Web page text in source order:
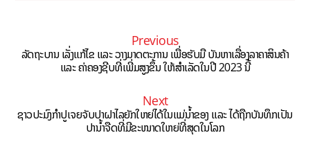
Previous
ລັດຖະບານ ເລັ່ງແກ້ໄຂ ແລະ ວາງມາດຕະການ ເພື່ອຮັບມື ບັນຫາເລື່ອງລາຄາສິນຄ້າ
ແລະ ຄ່າຄອງຊີບທີ່ເພີ່ມສູງຂຶ້ນ ໃຫ້ສຳເລັດໃນປີ 2023 ນີ້
Next
ຊາວປະມົງກໍາປູເຈຍຈັບປາຝາໄລຍັກໃຫຍ່ໄດ້ໃນແມ່ນ້ຳຂອງ ແລະ ໄດ້ຖືກບັນທຶກເປັນ
ປານ້ຳຈືດທີ່ມີຂະໜາດໃຫຍ່ທີ່ສຸດໃນໂລກ